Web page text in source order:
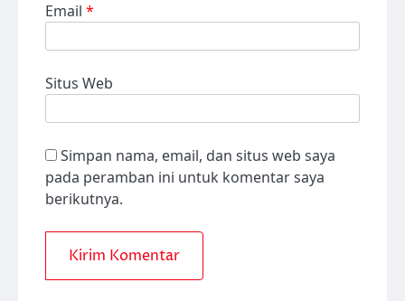
Email *
Situs Web
Simpan nama, email, dan situs web saya
pada peramban ini untuk komentar saya
berikutnya.